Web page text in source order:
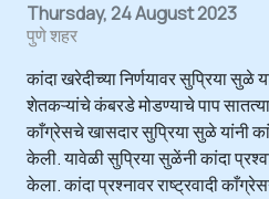
Thursday, 24 August 2023
पुणे शहर
कांदा खरेदीच्या निर्णयावर सुप्रिया
शेतकऱ्यांचे कंबरडे मोडण्याचे पाप
काँग्रेसचे खासदार सुप्रिया सुळे यांनी
केली. यावेळी सुप्रिया सुळेंनी कांदा
केला. कांदा प्रश्नावर राष्ट्रवादी